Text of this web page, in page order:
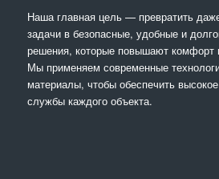
Наша главная цель — превратить
задачи в безопасные, удобные и
решения, которые повышают комфорт
Мы применяем современные
материалы, чтобы обеспечить
службы каждого объекта.